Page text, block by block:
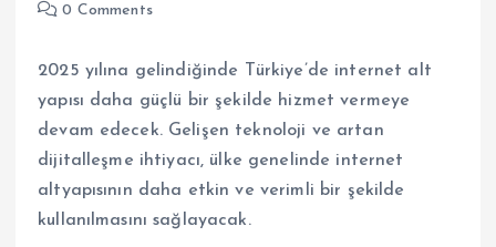
0 Comments
2025 yılına gelindiğinde Türkiye’de internet alt
yapısı daha güçlü bir şekilde hizmet vermeye
devam edecek. Gelişen teknoloji ve artan
dijitalleşme ihtiyacı, ülke genelinde internet
altyapısının daha etkin ve verimli bir şekilde
kullanılmasını sağlayacak.